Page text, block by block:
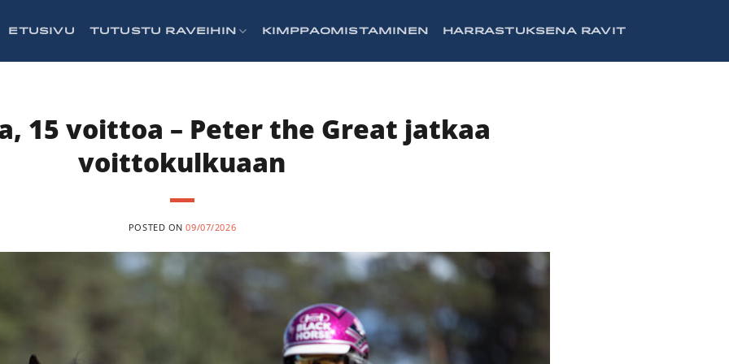
ETUSIVU TUTUSTU RAVEIHIN KIMPPAOMISTAMINEN HARRASTUKSENA RAVIT
15 voittoa – Peter the Great jatkaa
voittokulkuaan
POSTED ON09/07/2026